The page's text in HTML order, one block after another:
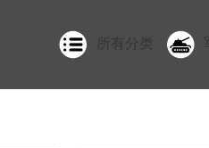
所有分类